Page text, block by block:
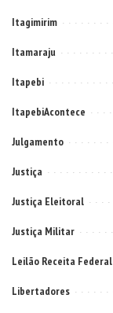
Itagimirim
Itamaraju
Itapebi
ItapebiAcontece
Julgamento
Justiça
Justiça Eleitoral
Justiça Militar
Leilão Receita Federal
Libertadores